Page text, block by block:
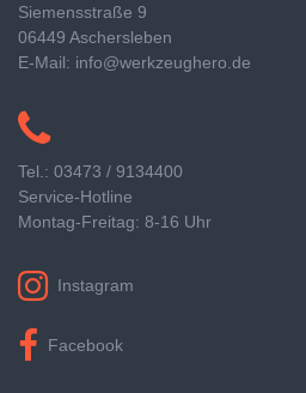
Siemensstraße 9
06449 Aschersleben
E-Mail: info@werkzeughero.de
Tel.: 03473 / 9134400
Service-Hotline
Montag-Freitag: 8-16 Uhr
Instagram
Facebook